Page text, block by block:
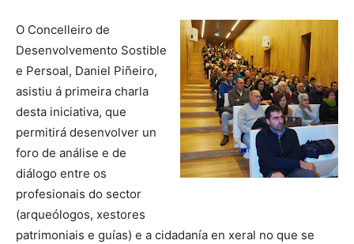
O Concelleiro de
Desenvolvemento Sostible
e Persoal, Daniel Piñeiro,
asistiu á primeira charla
desta iniciativa, que
permitirá desenvolver un
foro de análise e de
diálogo entre os
profesionais do sector
(arqueólogos, xestores
patrimoniais e guías) e a cidadanía en xeral no que se